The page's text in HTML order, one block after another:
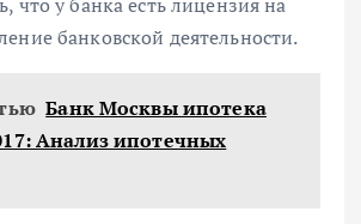
банковской деятельности.
Банк Москвы ипотека
Анализ ипотечных